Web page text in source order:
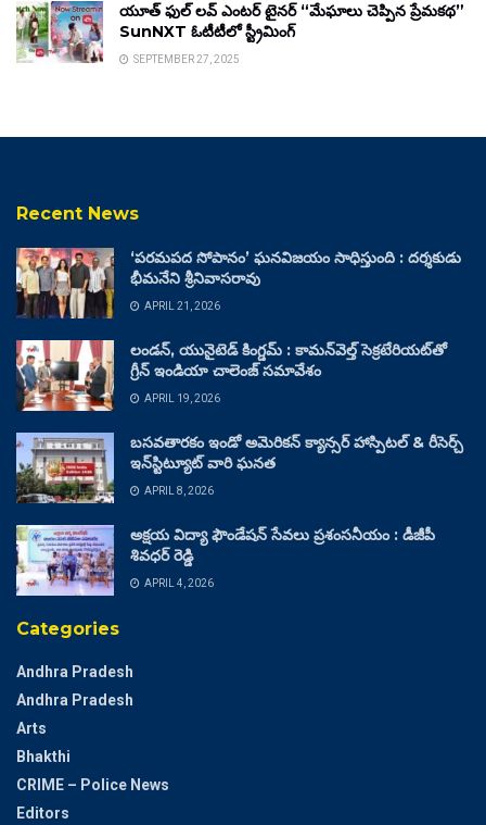
యూత్ ఫుల్ లవ్ ఎంటర్ టైనర్ “మేఘాలు చెప్పిన ప్రేమకథ”
SunNXT ఓటీటీలో స్ట్రీమింగ్
SEPTEMBER 27, 2025
Recent News
‘పరమపద సోపానం’ ఘనవిజయం సాధిస్తుంది : దర్శకుడు
భీమనేని శ్రీనివాసరావు
APRIL 21, 2026
లండన్, యునైటెడ్ కింగ్డమ్ : కామన్‌వెల్త్ సెక్రటేరియట్‌తో
గ్రీన్ ఇండియా చాలెంజ్ సమావేశం
APRIL 19, 2026
బసవతారకం ఇండో అమెరికన్ క్యాన్సర్ హాస్పిటల్ & రీసెర్చ్
ఇన్‌స్టిట్యూట్ వారి ఘనత
APRIL 8, 2026
అక్షయ విద్యా ఫౌండేషన్ సేవలు ప్రశంసనీయం : డీజీపీ
శివధర్ రెడ్డి
APRIL 4, 2026
Categories
Andhra Pradesh
Andhra Pradesh
Arts
Bhakthi
CRIME – Police News
Editors